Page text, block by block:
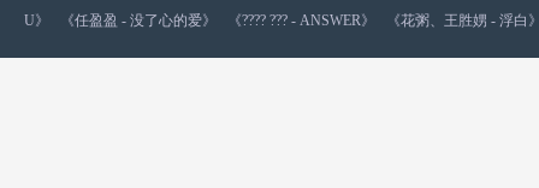
U》
《任盈盈 - 没了心的爱》 《???? ??? - ANSWER》 《花粥、王胜娚 - 浮白